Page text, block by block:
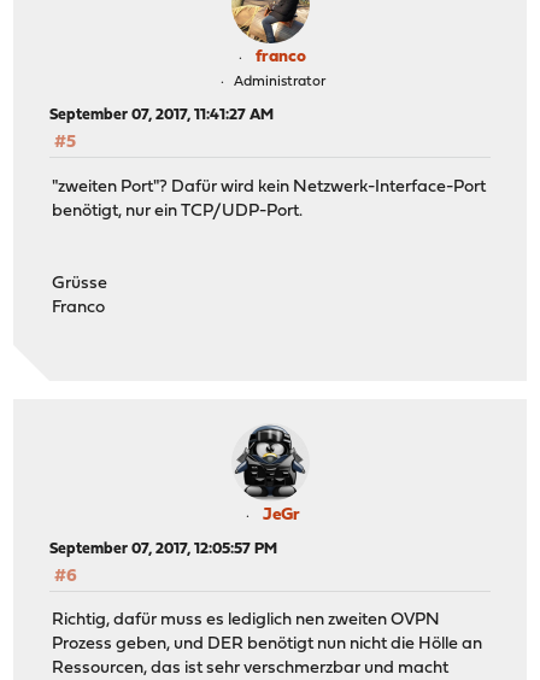
franco
Administrator
September 07, 2017, 11:41:27 AM
#5
"zweiten Port"? Dafür wird kein Netzwerk-Interface-Port
benötigt, nur ein TCP/UDP-Port.
Grüsse
Franco
JeGr
September 07, 2017, 12:05:57 PM
#6
Richtig, dafür muss es lediglich nen zweiten OVPN
Prozess geben, und DER benötigt nun nicht die Hölle an
Ressourcen, das ist sehr verschmerzbar und macht